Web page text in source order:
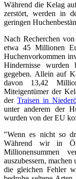
Während die Kelag
zerstört, werden in
geringen
Nach Recherchen
etwa 45 Millionen
Huchenvorkommen
Hindernisse wurden
gegeben. Allein auf
davon 13,42
Miteigentümer der
der Traisen in
unter anderem der
wurden von der EU
"Wenn es nicht so
Während wir in
Millionensummen
auszubessern,
die gleichen Fehler